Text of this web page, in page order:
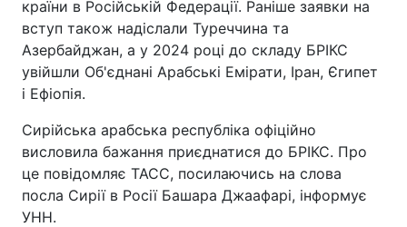
країни в Російській Федерації. Раніше заявки на
вступ також надіслали Туреччина та
Азербайджан, а у 2024 році до складу БРІКС
увійшли Об'єднані Арабські Емірати, Іран, Єгипет
і Ефіопія.
Сирійська арабська республіка офіційно
висловила бажання приєднатися до БРІКС. Про
це повідомляє ТАСС, посилаючись на слова
посла Сирії в Росії Башара Джаафарі, інформує
УНН.